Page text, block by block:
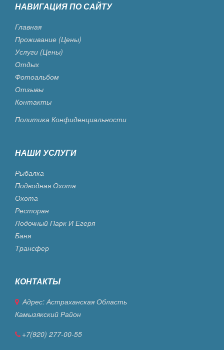
НАВИГАЦИЯ ПО САЙТУ
Главная
Проживание (цены)
Услуги (цены)
Отдых
Фотоальбом
Отзывы
Контакты
Политика Конфиденциальности
НАШИ УСЛУГИ
Рыбалка
Подводная Охота
Охота
Ресторан
Лодочный Парк И Егеря
Баня
Трансфер
КОНТАКТЫ
Адрес: Астраханская Область
Камызякский Район
+7(920) 277-00-55